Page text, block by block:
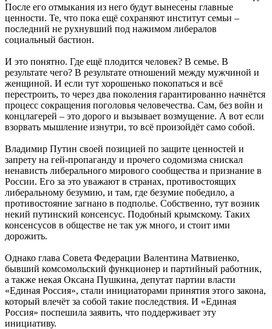
После его отмыкания из него будут вынесены главные
ценности. Те, что пока ещё сохраняют институт семьи –
последний не рухнувший под нажимом либералов
социальный бастион.
И это понятно. Где ещё плодится человек? В семье. В
результате чего? В результате отношений между мужчиной и
женщиной. И если тут хорошенько покопаться и всё
перестроить, то через два поколения гарантированно начнётся
процесс сокращения поголовья человечества. Сам, без войн и
концлагерей – это дорого и вызывает возмущение. А вот если
взорвать мышление изнутри, то всё произойдёт само собой.
Владимир Путин своей позицией по защите ценностей и
запрету на гей-пропаганду и прочего содомизма снискал
ненависть либерального мирового сообщества и признание в
России. Его за это уважают в странах, противостоящих
либеральному безумию, и там, где безумие победило, а
противостояние загнано в подполье. Собственно, тут возник
некий путинский консенсус. Подобный крымскому. Таких
консенсусов в обществе не так уж много, и стоит ими
дорожить.
Однако глава Совета Федерации Валентина Матвиенко,
бывший комсомольский функционер и партийный работник,
а также некая Оксана Пушкина, депутат партии власти
«Единая Россия», стали инициаторами принятия этого закона,
который влечёт за собой такие последствия. И «Единая
Россия» поспешила заявить, что поддерживает эту
инициативу.